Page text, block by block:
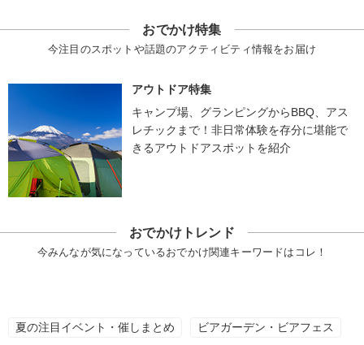
おでかけ特集
今注目のスポットや話題のアクティビティ情報をお届け
アウトドア特集
キャンプ場、グランピングからBBQ、アス
レチックまで！非日常体験を存分に堪能で
きるアウトドアスポットを紹介
おでかけトレンド
今みんなが気になっているおでかけ関連キーワードはコレ！
夏の注目イベント・催しまとめ ビアガーデン・ビアフェス